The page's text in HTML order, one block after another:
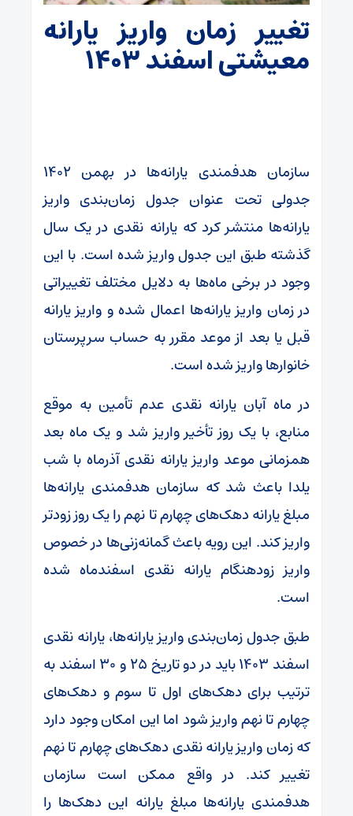
تغییر زمان واریز یارانه
معیشتی اسفند ۱۴۰۳
سازمان هدفمندی یارانه‌ها در بهمن ۱۴۰۲
جدولی تحت عنوان جدول زمان‌بندی واریز
یارانه‌ها منتشر کرد که یارانه نقدی در یک سال
گذشته طبق این جدول واریز شده است. با این
وجود در برخی ماه‌ها به دلایل مختلف تغییراتی
در زمان واریز یارانه‌ها اعمال شده و واریز یارانه
قبل یا بعد از موعد مقرر به حساب سرپرستان
خانوارها واریز شده است.
در ماه آبان یارانه نقدی عدم تأمین به موقع
منابع، با یک روز تأخیر واریز شد و یک ماه بعد
همزمانی موعد واریز یارانه نقدی آذرماه با شب
یلدا باعث شد که سازمان هدفمندی یارانه‌ها
مبلغ یارانه دهک‌های چهارم تا نهم را یک روز زودتر
واریز کند. این رویه باعث گمانه‌زنی‌ها در خصوص
واریز زودهنگام یارانه نقدی اسفندماه شده
است.
طبق جدول زمان‌بندی واریز یارانه‌ها، یارانه نقدی
اسفند ۱۴۰۳ باید در دو تاریخ ۲۵ و ۳۰ اسفند به
ترتیب برای دهک‌های اول تا سوم و دهک‌های
چهارم تا نهم واریز شود اما این امکان وجود دارد
که زمان واریز یارانه نقدی دهک‌های چهارم تا نهم
تغییر کند. در واقع ممکن است سازمان
هدفمندی یارانه‌ها مبلغ یارانه این دهک‌ها را